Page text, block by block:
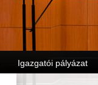
Igazgatói pályázat